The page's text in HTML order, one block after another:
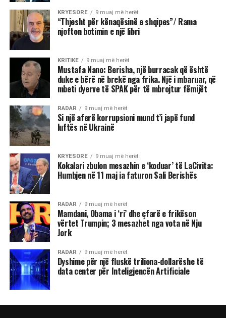
KRYESORE 9 muaj më herët
“Thjesht për kënaqësinë e shqipes”/ Rama
njofton botimin e një libri
KRITIKE 9 muaj më herët
Mustafa Nano: Berisha, një burracak që është
duke e bërë në brekë nga frika. Një i mbaruar, që
mbeti dyerve të SPAK për të mbrojtur fëmijët
RADAR 9 muaj më herët
Si një aferë korrupsioni mund t’i japë fund
luftës në Ukrainë
KRYESORE 9 muaj më herët
Kokalari zbulon mesazhin e ‘koduar’ të LaCivita:
Humbjen në 11 maj ia faturon Sali Berishës
RADAR 9 muaj më herët
Mamdani, Obama i ‘ri’ dhe çfarë e frikëson
vërtet Trumpin; 3 mesazhet nga vota në Nju
Jork
RADAR 9 muaj më herët
Dyshime për një fluskë triliona-dollarëshe të
data center për Inteligjencën Artificiale